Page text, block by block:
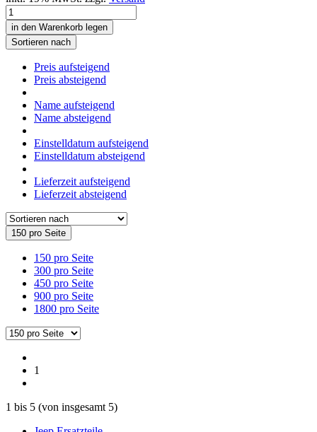
in den Warenkorb legen
Sortieren nach
Preis aufsteigend
Preis absteigend
Name aufsteigend
Name absteigend
Einstelldatum aufsteigend
Einstelldatum absteigend
Lieferzeit aufsteigend
Lieferzeit absteigend
150 pro Seite
150 pro Seite
300 pro Seite
450 pro Seite
900 pro Seite
1800 pro Seite
1
1 bis 5 (von insgesamt 5)